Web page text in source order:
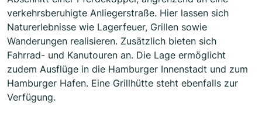
verkehrsberuhigte Anliegerstraße. Hier lassen sich
Naturerlebnisse wie Lagerfeuer, Grillen sowie
Wanderungen realisieren. Zusätzlich bieten sich
Fahrrad- und Kanutouren an. Die Lage ermöglicht
zudem Ausflüge in die Hamburger Innenstadt und zum
Hamburger Hafen. Eine Grillhütte steht ebenfalls zur
Verfügung.